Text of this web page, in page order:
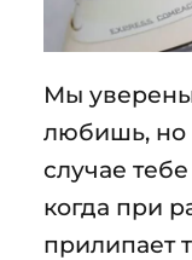
Мы
любишь, но
случае
когда при
прилипает